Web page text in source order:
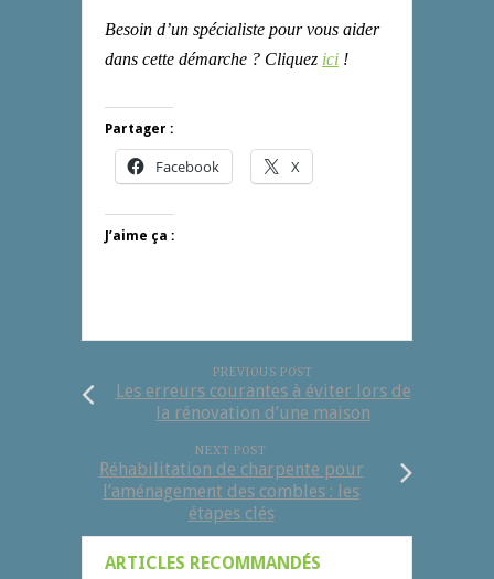
Besoin d’un spécialiste pour vous aider
dans cette démarche ? Cliquez ici !
Partager :
Facebook X
J’aime ça :
PREVIOUS POST
Les erreurs courantes à éviter lors de
la rénovation d’une maison
NEXT POST
Réhabilitation de charpente pour
l’aménagement des combles : les
étapes clés
ARTICLES RECOMMANDÉS